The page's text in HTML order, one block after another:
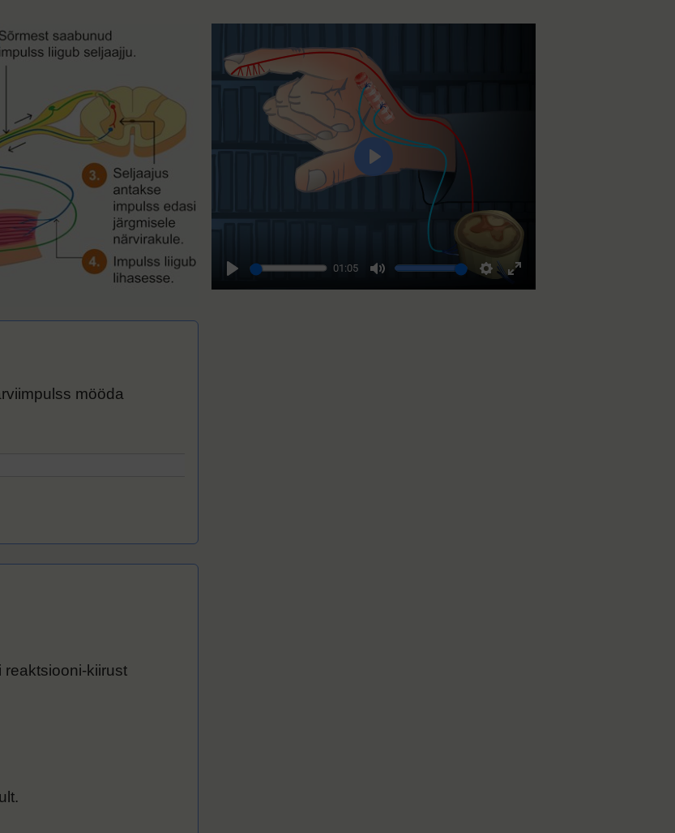
01:05
Esita
mööda
reaktsiooni-kiirust